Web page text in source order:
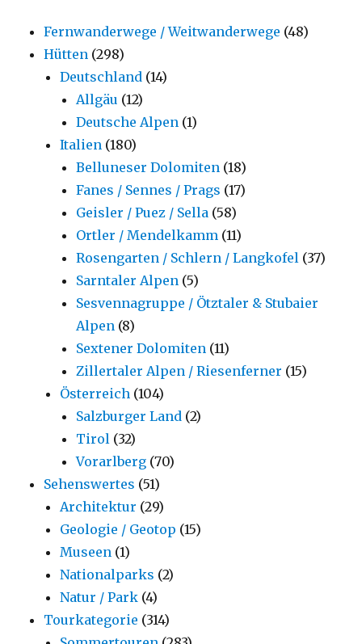
Fernwanderwege / Weitwanderwege (48)
Hütten (298)
Deutschland (14)
Allgäu (12)
Deutsche Alpen (1)
Italien (180)
Belluneser Dolomiten (18)
Fanes / Sennes / Prags (17)
Geisler / Puez / Sella (58)
Ortler / Mendelkamm (11)
Rosengarten / Schlern / Langkofel (37)
Sarntaler Alpen (5)
Sesvennagruppe / Ötztaler & Stubaier
Alpen (8)
Sextener Dolomiten (11)
Zillertaler Alpen / Riesenferner (15)
Österreich (104)
Salzburger Land (2)
Tirol (32)
Vorarlberg (70)
Sehenswertes (51)
Architektur (29)
Geologie / Geotop (15)
Museen (1)
Nationalparks (2)
Natur / Park (4)
Tourkategorie (314)